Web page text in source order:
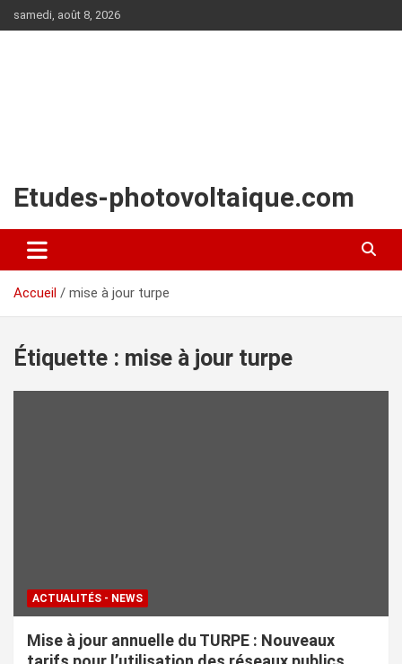
au
samedi, août 8, 2026
Etudes-photovoltaique.com
Accueil mise à jour turpe
Étiquette : mise à jour turpe
ACTUALITÉS - NEWS
Mise à jour annuelle du TURPE : Nouveaux